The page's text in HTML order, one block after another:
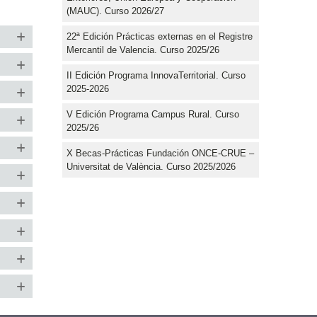
(MAUC). Curso 2026/27
22ª Edición Prácticas externas en el Registre
Mercantil de Valencia. Curso 2025/26
II Edición Programa InnovaTerritorial. Curso
2025-2026
V Edición Programa Campus Rural. Curso
2025/26
X Becas-Prácticas Fundación ONCE-CRUE –
Universitat de València. Curso 2025/2026